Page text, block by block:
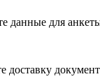
данные для
доставку